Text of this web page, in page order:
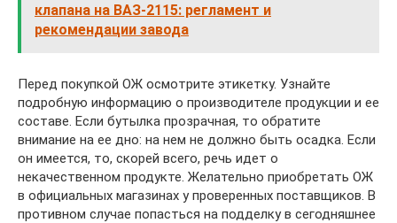
клапана на ВАЗ-2115: регламент и
рекомендации завода
Перед покупкой ОЖ осмотрите этикетку. Узнайте
подробную информацию о производителе продукции и ее
составе. Если бутылка прозрачная, то обратите
внимание на ее дно: на нем не должно быть осадка. Если
он имеется, то, скорей всего, речь идет о
некачественном продукте. Желательно приобретать ОЖ
в официальных магазинах у проверенных поставщиков. В
противном случае попасться на подделку в сегодняшнее